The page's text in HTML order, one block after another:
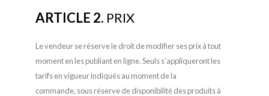
ARTICLE 2. PRIX
Le vendeur se réserve le droit de modifier ses prix à tout
moment en les publianten ligne.Seuls s’appliqueront les
tarifs en vigueur indiqués au moment de la
commande, sous réserve de disponibilité des produits à